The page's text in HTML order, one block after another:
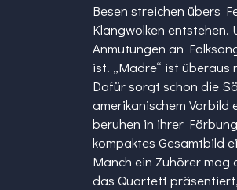
Besen streichen übers
Klangwolken
Anmutungen an
ist. „Madre“ ist
Dafür sorgt schon die
amerikanischem Vorbild
beruhen in ihrer
kompaktes Gesamtbild
Manch ein Zuhörer mag
das Quartett